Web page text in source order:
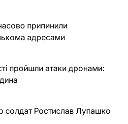
припинили
адресами
пройшли атаки дронами:
солдат Ростислав Лупашко